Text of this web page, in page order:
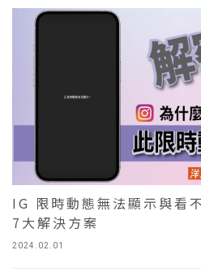
2024.02.01
IG 限時動態無法顯示與看
7大解決方案